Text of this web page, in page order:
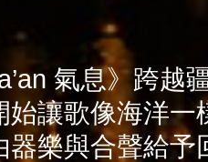
氣息》跨越
始讓歌像海洋
器樂與合聲給予